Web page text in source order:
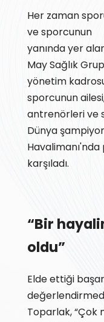
Her zaman
ve sporcunun
yanında yer
May Sağlık Grup
yönetim
sporcunun
antrenörleri ve
Dünya
karşıladı.
“Bir
oldu”
Elde ettiği
Toparlak, “Çok